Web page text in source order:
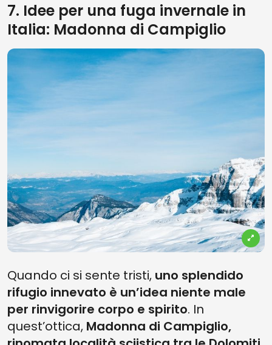
7. Idee per una fuga invernale in
Italia: Madonna di Campiglio
Quando ci si sente tristi, uno splendido
rifugio innevato è un’idea niente male
per rinvigorire corpo e spirito. In
quest’ottica, Madonna di Campiglio,